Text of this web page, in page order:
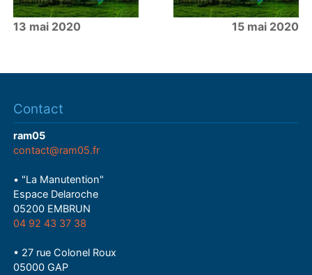
13 mai 2020 15 mai 2020
Contact
ram05
contact@ram05.fr
• "La Manutention"
Espace Delaroche
05200 EMBRUN
04 92 43 37 38
• 27 rue Colonel Roux
05000 GAP